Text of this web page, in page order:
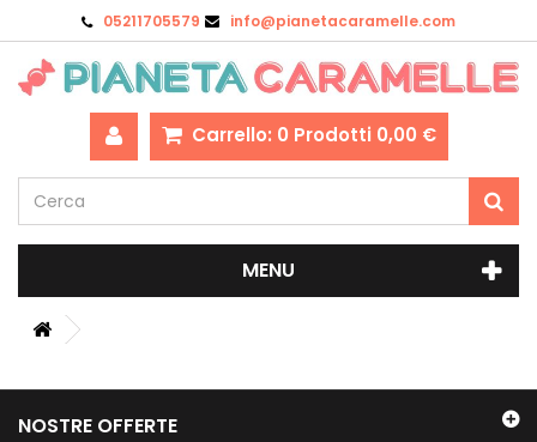
05211705579 info@pianetacaramelle.com
Carrello: 0 Prodotti 0,00 €
MENU
NOSTRE OFFERTE